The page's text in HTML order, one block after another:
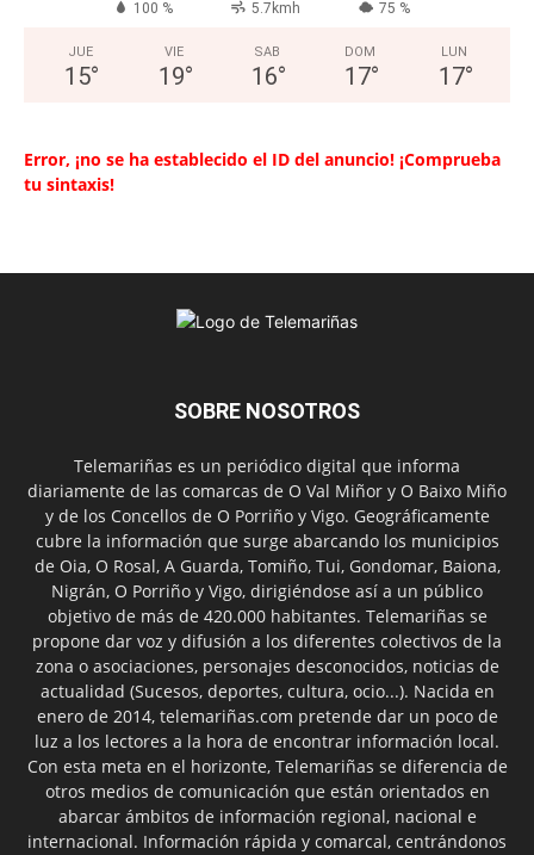
100 % 5.7kmh 75 %
JUE
15°
VIE
19°
SAB
16°
DOM
17°
LUN
17°
Error, ¡no se ha establecido el ID del anuncio! ¡Comprueba
tu sintaxis!
SOBRE NOSOTROS
Telemariñas es un periódico digital que informa
diariamente de las comarcas de O Val Miñor y O Baixo Miño
y de los Concellos de O Porriño y Vigo. Geográficamente
cubre la información que surge abarcando los municipios
de Oia, O Rosal, A Guarda, Tomiño, Tui, Gondomar, Baiona,
Nigrán, O Porriño y Vigo, dirigiéndose así a un público
objetivo de más de 420.000 habitantes. Telemariñas se
propone dar voz y difusión a los diferentes colectivos de la
zona o asociaciones, personajes desconocidos, noticias de
actualidad (Sucesos, deportes, cultura, ocio...). Nacida en
enero de 2014, telemariñas.com pretende dar un poco de
luz a los lectores a la hora de encontrar información local.
Con esta meta en el horizonte, Telemariñas se diferencia de
otros medios de comunicación que están orientados en
abarcar ámbitos de información regional, nacional e
internacional. Información rápida y comarcal, centrándonos